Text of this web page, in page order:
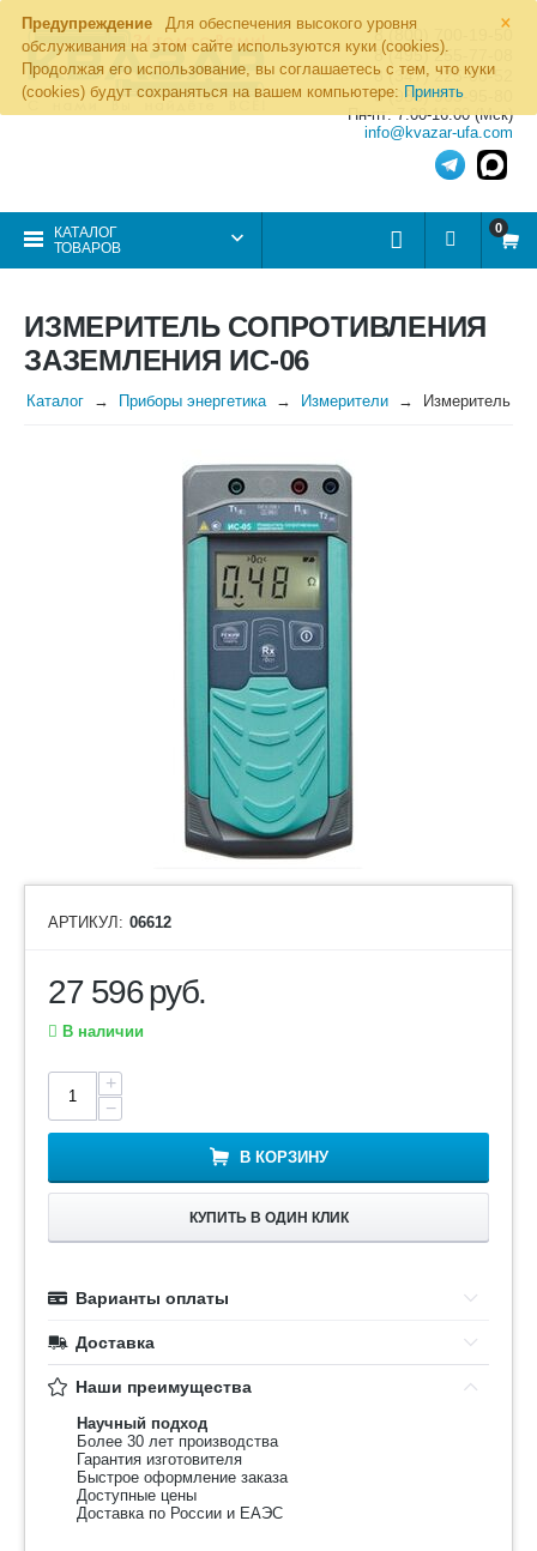
×
Предупреждение
Для обеспечения высокого уровня
обслуживания на этом сайте используются куки (cookies).
Продолжая его использование, вы соглашаетесь с тем, что куки
(cookies) будут сохраняться на вашем компьютере: Принять
8 (800) 700-19-50
8 (495) 255-77-08
8 (347) 225-00-52
8 (986) 963-95-80
Пн-пт: 7.00-16.00 (Мск)
info@kvazar-ufa.com
КАТАЛОГ
ТОВАРОВ
0
ИЗМЕРИТЕЛЬ СОПРОТИВЛЕНИЯ
ЗАЗЕМЛЕНИЯ ИС-06
Каталог Приборы энергетика Измерители Измеритель
АРТИКУЛ: 06612
27 596руб.
В наличии
+
−
В КОРЗИНУ
КУПИТЬ В ОДИН КЛИК
Варианты оплаты
Доставка
Наши преимущества
Научный подход
Более 30 лет производства
Гарантия изготовителя
Быстрое оформление заказа
Доступные цены
Доставка по России и ЕАЭС